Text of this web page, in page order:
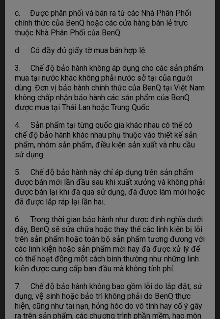
c. Được phân phối và bán ra từ các Nhà Phân Phối
chính thức của BenQ hoặc các cửa hàng bán lẻ trực
thuộc Nhà Phân Phối của BenQ
d. Có đầy đủ giấy tờ mua bán hợp lệ.
3. Chế độ bảo hành không áp dụng cho các sản phẩm
mua tại nước khác không phải nước sở tại của người
dùng. Đơn vị bảo hành chính thức của BenQ tại Việt Nam
không chấp nhận bảo hành các sản phẩm của BenQ
được mua tại Thái Lan hoặc Trung Quốc.
4. Sản phẩm tại từng quốc gia khác nhau có thể có
chế độ bảo hành khác nhau phụ thuộc vào thiết kế sản
phẩm, nhóm sản phẩm, điều kiện sản xuất và nhu cầu
sử dụng.
5. Chế độ bảo hành này chỉ áp dụng trên sản phẩm
được bán mới lần đầu sau khi xuất xưởng và không phải
được bán lại khi đã qua sử dụng, đã được làm mới hoặc
đã được lắp ráp lại lần hai.
6. Trong thời gian bảo hành như được định nghĩa dưới
đây, BenQ sẽ sửa chữa hoặc thay thế các linh kiện bị lỗi
trên sản phẩm hoặc toàn bộ sản phẩm tương đương với
các linh kiện hoặc sản phẩm mới hay đã được xử lý để
có thể hoạt động một cách bình thường như những linh
kiện được cung cấp ban đầu mà không tính phí.
7. Chế độ bảo hành không bao gồm lỗi do lắp đặt, sử
dụng, vệ sinh hoặc bảo trì không phải do BenQ thực
hiện, cũng như tai nạn, hỏng hóc do vô tình hay cố ý gây
ra trên sản phẩm, các chương trình phần mềm, hao mòn